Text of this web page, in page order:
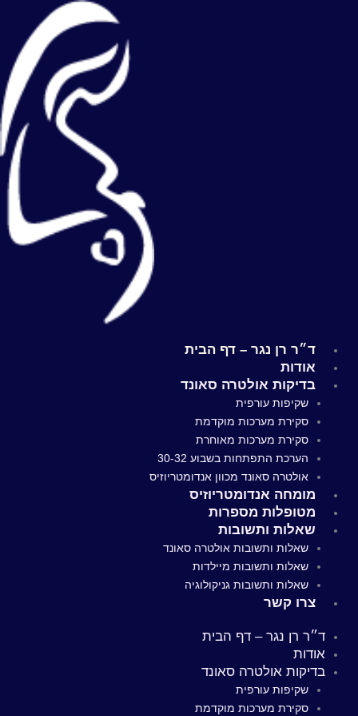
ד״ר רן נגר – דף הבית
אודות
בדיקות אולטרה סאונד
שקיפות עורפית
סקירת מערכות מוקדמת
סקירת מערכות מאוחרת
הערכת התפתחות בשבוע 30-32
אולטרה סאונד מכוון אנדומטריוזיס
מומחה אנדומטריוזיס
מטופלות מספרות
שאלות ותשובות
שאלות ותשובות אולטרה סאונד
שאלות ותשובות מיילדות
שאלות ותשובות גניקולוגיה
צרו קשר
ד״ר רן נגר – דף הבית
אודות
בדיקות אולטרה סאונד
שקיפות עורפית
סקירת מערכות מוקדמת